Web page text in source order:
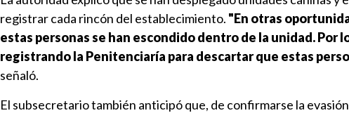
registrar cada rincón del establecimiento. "En otras
estas personas se han escondido dentro de la unidad. Por
registrando la Penitenciaría para descartar que estas
señaló.
El subsecretario también anticipó que, de confirmarse la